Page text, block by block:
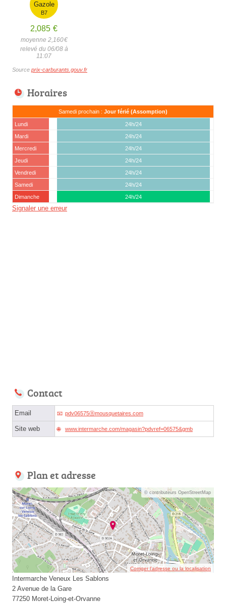
Gazole
B7
2,085 €
moyenne 2,160€
relevé du 06/08 à
11:07
Source prix-carburants.gouv.fr
Horaires
Samedi prochain : Jour férié (Assomption)
Lundi
24h/24
Mardi
24h/24
Mercredi
24h/24
Jeudi
24h/24
Vendredi
24h/24
Samedi
24h/24
Dimanche
24h/24
Signaler une erreur
Contact
Email pdv06575ⓐmousquetaires.com
Site web www.intermarche.com/magasin?pdvref=06575&gmb
Plan et adresse
© contributeurs OpenStreetMap
Corriger l’adresse ou la localisation
Intermarche Veneux Les Sablons
2 Avenue de la Gare
77250 Moret-Loing-et-Orvanne